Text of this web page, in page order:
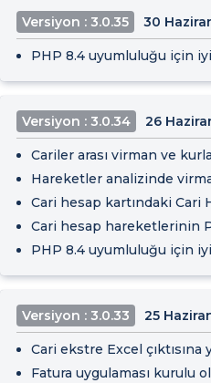
Versiyon : 3.0.35 30
PHP 8.4 uyumluluğu için
Versiyon : 3.0.34 26
Cariler arası virman ve
Hareketler analizinde
Cari hesap kartındaki Cari
Cari hesap hareketlerinin
PHP 8.4 uyumluluğu için
Versiyon : 3.0.33 25
Cari ekstre Excel
Fatura uygulaması kurulu